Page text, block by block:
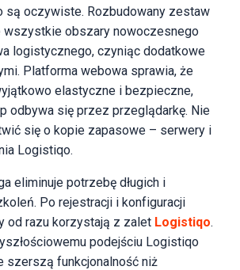
są oczywiste. Rozbudowany zestaw
wszystkie obszary nowoczesnego
logistycznego, czyniąc dodatkowe
Platforma webowa sprawia, że
elastyczne i bezpieczne,
odbywa się przez przeglądarkę. Nie
się o kopie zapasowe – serwery i
Logistiqo.
eliminuje potrzebę długich i
Po rejestracji i konfiguracji
od razu korzystają z zalet Logistiqo.
podejściu Logistiqo
szerszą funkcjonalność niż